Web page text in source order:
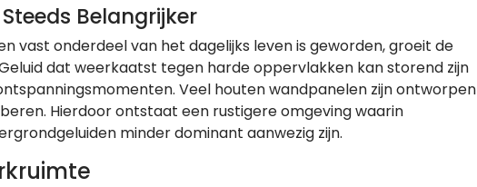
Belangrijker
vast onderdeel van het dagelijks leven is geworden, groeit de
dat weerkaatst tegen harde oppervlakken kan storend zijn
Veel houten wandpanelen zijn ontworpen
Hierdoor ontstaat een rustigere omgeving waarin
minder dominant aanwezig zijn.